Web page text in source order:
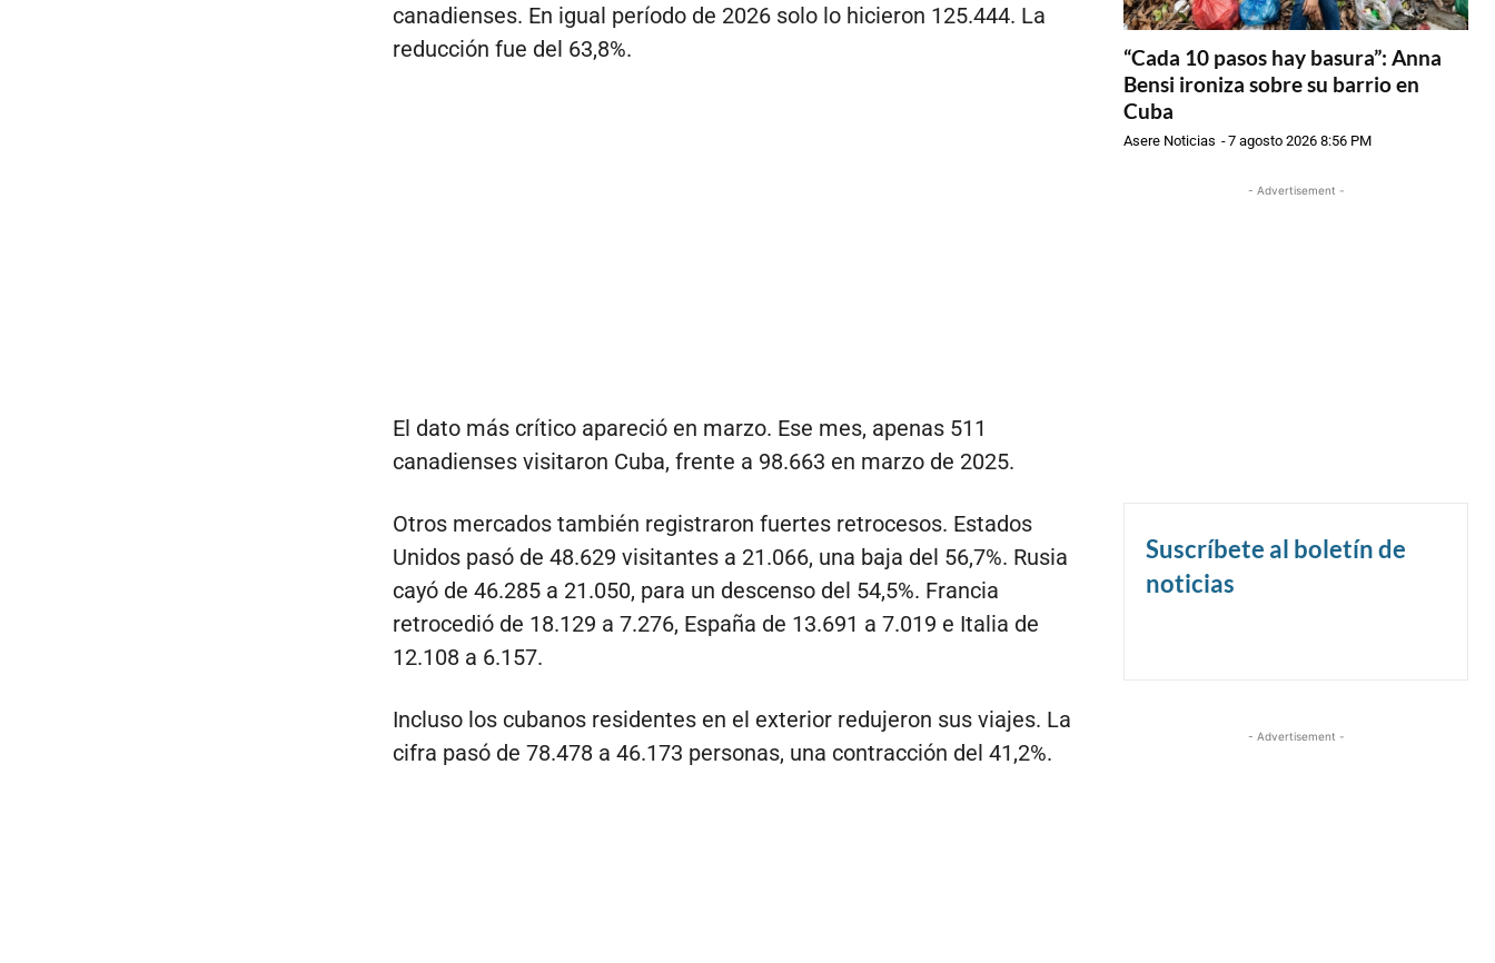
canadienses. En igual período de 2026 solo lo hicieron 125.444. La
reducción fue del 63,8%.
El dato más crítico apareció en marzo. Ese mes, apenas 511
canadienses visitaron Cuba, frente a 98.663 en marzo de 2025.
Otros mercados también registraron fuertes retrocesos. Estados
Unidos pasó de 48.629 visitantes a 21.066, una baja del 56,7%. Rusia
cayó de 46.285 a 21.050, para un descenso del 54,5%. Francia
retrocedió de 18.129 a 7.276, España de 13.691 a 7.019 e Italia de
12.108 a 6.157.
Incluso los cubanos residentes en el exterior redujeron sus viajes. La
cifra pasó de 78.478 a 46.173 personas, una contracción del 41,2%.
“Cada 10 pasos hay basura”: Anna
Bensi ironiza sobre su barrio en
Cuba
Asere Noticias -7 agosto 2026 8:56 PM
- Advertisement -
Suscríbete al boletín de
noticias
- Advertisement -